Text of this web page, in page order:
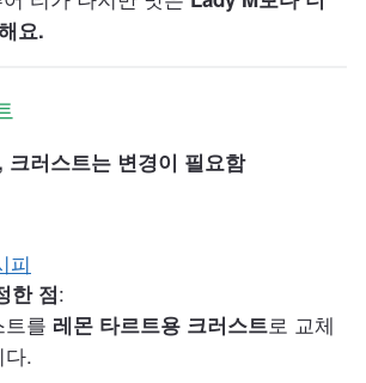
요.
크러스트는 변경이 필요함
피
한 점:
트를 레몬 타르트용 크러스트로 교체
다.